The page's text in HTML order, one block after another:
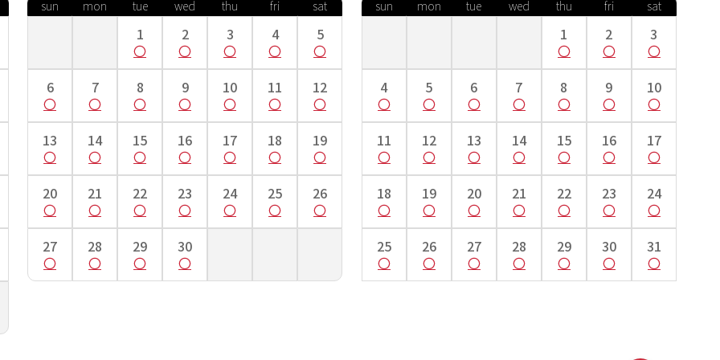
測り、そこを起点に手のくるぶしまでを測ります。
sun mon tue wed thu fri sat
1 2 3 4 5
6 7 8 9 10 11 12
13 14 15 16 17 18 19
20 21 22 23 24 25 26
27 28 29 30
sun mon tue wed thu fri sat
1 2 3
4 5 6 7 8 9 10
11 12 13 14 15 16 17
18 19 20 21 22 23 24
25 26 27 28 29 30 31